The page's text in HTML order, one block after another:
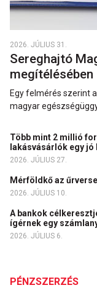
2026. JÚLIUS 31.
Sereghajtó
megítélésében
Egy felmérés szerint
magyar
Több mint 2 millió
lakásvásárlók egy jó
2026. JÚLIUS 27.
Mérföldkő az
2026. JÚLIUS 10.
A bankok
ígérnek egy
2026. JÚLIUS 6.
PÉNZSZERZÉS